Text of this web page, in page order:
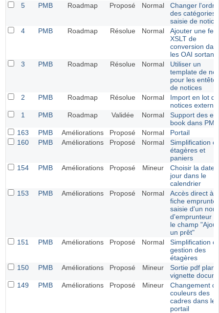
5
PMB Roadmap Proposé Normal
Changer l'ordre
des catégories
saisie de notice
4
PMB Roadmap Résolue Normal
Ajouter une
XSLT de
conversion
les OAI sortants
3
PMB Roadmap Résolue Normal
Utiliser un
template de
pour les
de notices
2
PMB Roadmap Résolue Normal
Import en lot
notices
1
PMB Roadmap Validée Normal
Support des e-
book dans PMB
163
PMB Améliorations Proposé Normal
Portail
160
PMB Améliorations Proposé Normal
Simplification
étagères et
paniers
154
PMB Améliorations Proposé Mineur
Choisir la date
jour dans le
calendrier
153
PMB Améliorations Proposé Normal
Accès direct à
fiche
saisie d'un nom
d'emprunteur
le champ
un prêt"
151
PMB Améliorations Proposé Normal
Simplification
gestion des
étagères
150
PMB Améliorations Proposé Mineur
Sortie pdf
vignette
149
PMB Améliorations Proposé Mineur
Changement
couleurs des
cadres dans le
portail